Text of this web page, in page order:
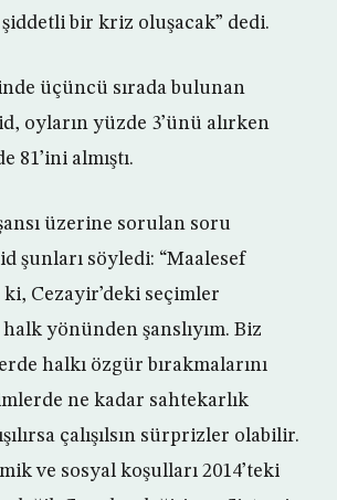
bir kriz oluşacak” dedi.
üçüncü sırada bulunan
oyların yüzde 3’ünü alırken
81’ini almıştı.
üzerine sorulan soru
şunları söyledi: “Maalesef
Cezayir’deki seçimler
yönünden şanslıyım. Biz
halkı özgür bırakmalarını
ne kadar sahtekarlık
çalışılsın sürprizler olabilir.
ve sosyal koşulları 2014’teki